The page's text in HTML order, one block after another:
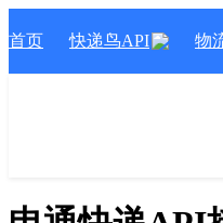
首页 快递鸟API 物